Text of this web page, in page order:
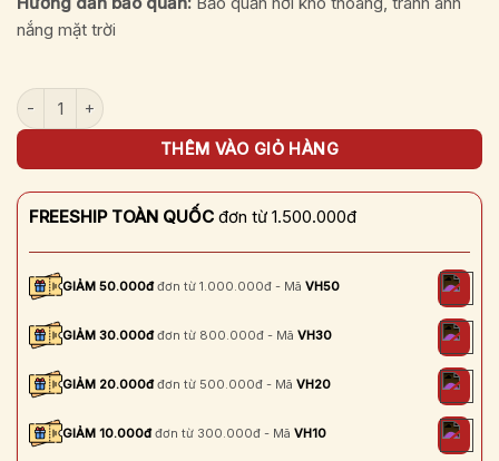
nắng mặt trời
Bánh đậu xanh truyền thống (Hộp 150g) số lượng
THÊM VÀO GIỎ HÀNG
FREESHIP TOÀN QUỐC đơn từ 1.500.000đ
GIẢM 50.000đđơn từ 1.000.000đ - Mã VH50
GIẢM 30.000đđơn từ 800.000đ - Mã VH30
GIẢM 20.000đđơn từ 500.000đ - Mã VH20
GIẢM 10.000đđơn từ 300.000đ - Mã VH10